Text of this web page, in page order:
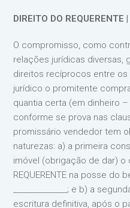
DIREITO DO REQUERENTE
O compromisso, como
relações jurídicas diversas,
direitos recíprocos entre
jurídico o promitente
quantia certa (em dinheiro
conforme se prova nas
promissário vendedor tem
naturezas: a) a primeira
imóvel (obrigação de dar)
REQUERENTE na posse do
_______________; e b) a
escritura definitiva, após o